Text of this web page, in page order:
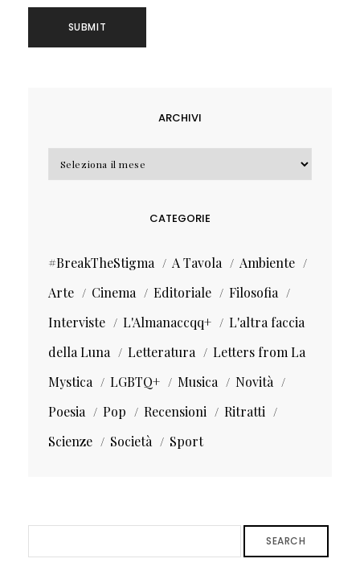
ARCHIVI
Archivi
CATEGORIE
#BreakTheStigma A Tavola
Ambiente
Arte
Cinema Editoriale
Filosofia
Interviste
L'Almanaccqq+
L'altra faccia
della Luna
Letteratura
Letters from La
Mystica
LGBTQ+ Musica
Novità
Poesia
Pop Recensioni
Ritratti
Scienze
Società Sport
SEARCH